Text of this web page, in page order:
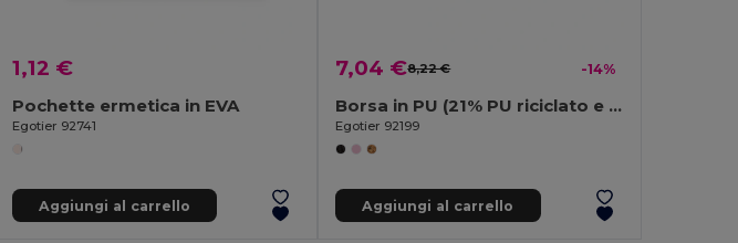
1,12 €
Pochette ermetica in EVA
Egotier 92741
Aggiungi al carrello
7,04 €8,22 € -14%
Borsa in PU (21% PU riciclato e 30% poliestere riciclato)
Egotier 92199
Aggiungi al carrello